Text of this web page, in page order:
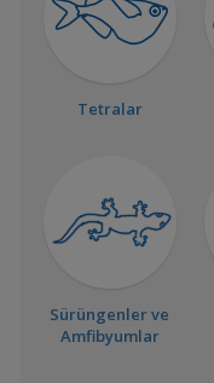
Tetralar
Sürüngenler ve
Amfibyumlar